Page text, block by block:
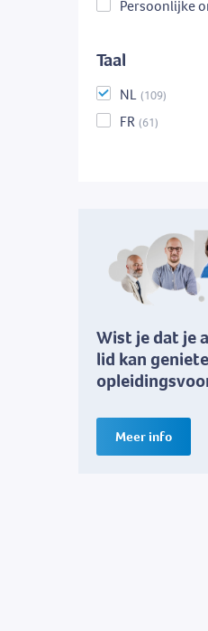
Persoonlijke
Taal
NL (109)
FR (61)
Wist je dat je
lid kan
Meer info